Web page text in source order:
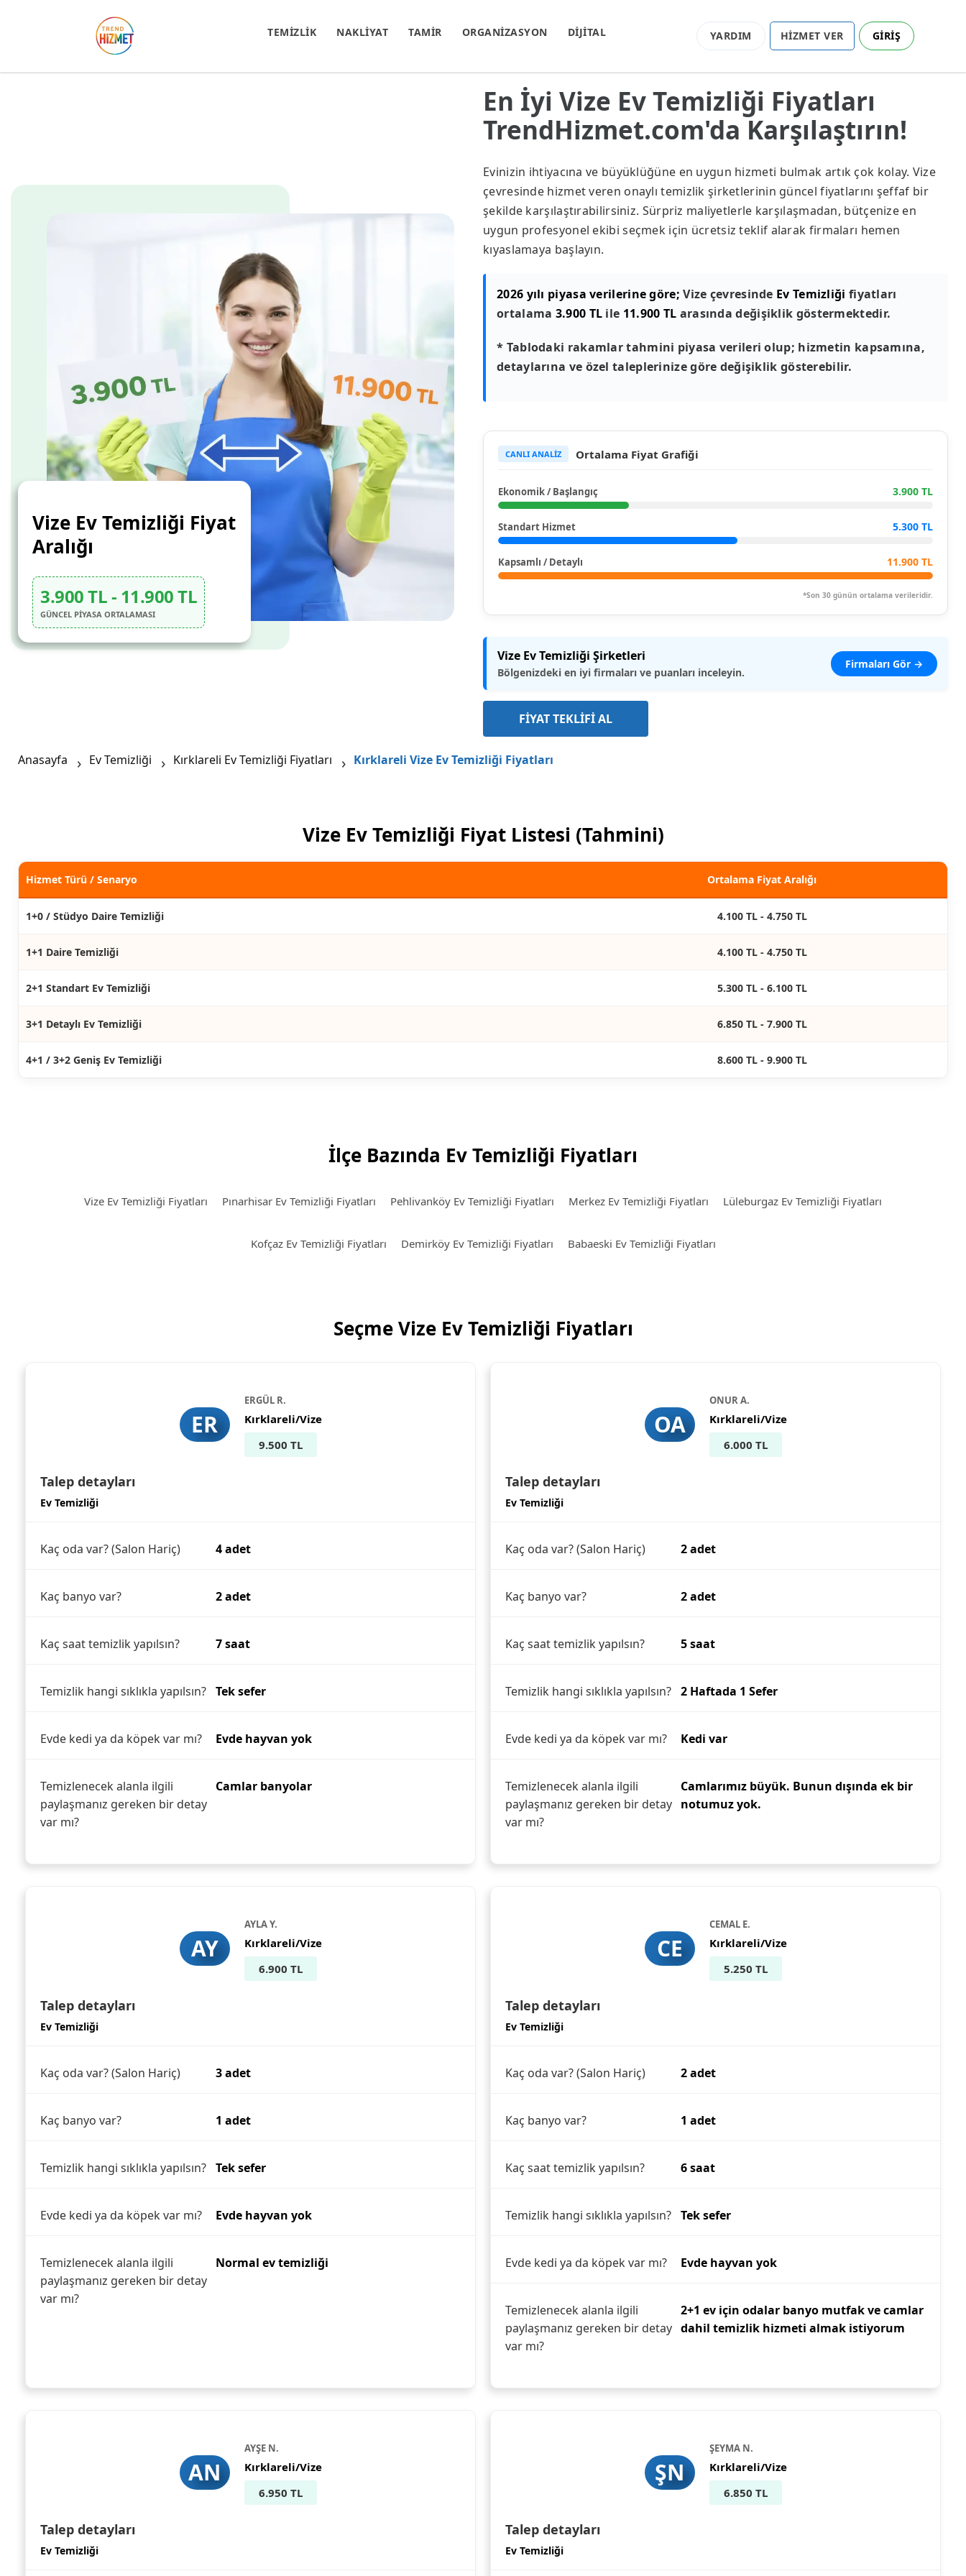
TEMİZLİK NAKLİYAT TAMİR ORGANİZASYON DİJİTAL YARDIM HİZMET VER GİRİŞ
En İyi Vize Ev Temizliği Fiyatları
TrendHizmet.com'da Karşılaştırın!
Evinizin ihtiyacına ve büyüklüğüne en uygun hizmeti bulmak artık çok kolay. Vize
çevresinde hizmet veren onaylı temizlik şirketlerinin güncel fiyatlarını şeffaf bir
şekilde karşılaştırabilirsiniz. Sürpriz maliyetlerle karşılaşmadan, bütçenize en
uygun profesyonel ekibi seçmek için ücretsiz teklif alarak firmaları hemen
kıyaslamaya başlayın.
2026 yılı piyasa verilerine göre; Vize çevresinde Ev Temizliği fiyatları
ortalama 3.900 TL ile 11.900 TL arasında değişiklik göstermektedir.
* Tablodaki rakamlar tahmini piyasa verileri olup; hizmetin kapsamına,
detaylarına ve özel taleplerinize göre değişiklik gösterebilir.
CANLI ANALİZ Ortalama Fiyat Grafiği
Ekonomik / Başlangıç 3.900 TL
Standart Hizmet 5.300 TL
Kapsamlı / Detaylı 11.900 TL
*Son 30 günün ortalama verileridir.
Vize Ev Temizliği Şirketleri
Bölgenizdeki en iyi firmaları ve puanları inceleyin.
Firmaları Gör →
FİYAT TEKLİFİ AL
Vize Ev Temizliği Fiyat
Aralığı
3.900 TL - 11.900 TL
GÜNCEL PİYASA ORTALAMASI
Anasayfa Ev Temizliği Kırklareli Ev Temizliği Fiyatları Kırklareli Vize Ev Temizliği Fiyatları
Vize Ev Temizliği Fiyat Listesi (Tahmini)
Hizmet Türü / Senaryo Ortalama Fiyat Aralığı
1+0 / Stüdyo Daire Temizliği 4.100 TL - 4.750 TL
1+1 Daire Temizliği 4.100 TL - 4.750 TL
2+1 Standart Ev Temizliği 5.300 TL - 6.100 TL
3+1 Detaylı Ev Temizliği 6.850 TL - 7.900 TL
4+1 / 3+2 Geniş Ev Temizliği 8.600 TL - 9.900 TL
İlçe Bazında Ev Temizliği Fiyatları
Vize Ev Temizliği Fiyatları Pınarhisar Ev Temizliği Fiyatları Pehlivanköy Ev Temizliği Fiyatları Merkez Ev Temizliği Fiyatları Lüleburgaz Ev Temizliği Fiyatları
Kofçaz Ev Temizliği Fiyatları Demirköy Ev Temizliği Fiyatları Babaeski Ev Temizliği Fiyatları
Seçme Vize Ev Temizliği Fiyatları
ER
ERGÜL R.
Kırklareli/Vize
9.500 TL
Talep detayları
Ev Temizliği
Kaç oda var? (Salon Hariç) 4 adet
Kaç banyo var? 2 adet
Kaç saat temizlik yapılsın? 7 saat
Temizlik hangi sıklıkla yapılsın? Tek sefer
Evde kedi ya da köpek var mı? Evde hayvan yok
Temizlenecek alanla ilgili
paylaşmanız gereken bir detay
var mı?
Camlar banyolar
OA
ONUR A.
Kırklareli/Vize
6.000 TL
Talep detayları
Ev Temizliği
Kaç oda var? (Salon Hariç) 2 adet
Kaç banyo var? 2 adet
Kaç saat temizlik yapılsın? 5 saat
Temizlik hangi sıklıkla yapılsın? 2 Haftada 1 Sefer
Evde kedi ya da köpek var mı? Kedi var
Temizlenecek alanla ilgili
paylaşmanız gereken bir detay
var mı?
Camlarımız büyük. Bunun dışında ek bir
notumuz yok.
AY
AYLA Y.
Kırklareli/Vize
6.900 TL
Talep detayları
Ev Temizliği
Kaç oda var? (Salon Hariç) 3 adet
Kaç banyo var? 1 adet
Temizlik hangi sıklıkla yapılsın? Tek sefer
Evde kedi ya da köpek var mı? Evde hayvan yok
Temizlenecek alanla ilgili
paylaşmanız gereken bir detay
var mı?
Normal ev temizliği
CE
CEMAL E.
Kırklareli/Vize
5.250 TL
Talep detayları
Ev Temizliği
Kaç oda var? (Salon Hariç) 2 adet
Kaç banyo var? 1 adet
Kaç saat temizlik yapılsın? 6 saat
Temizlik hangi sıklıkla yapılsın? Tek sefer
Evde kedi ya da köpek var mı? Evde hayvan yok
Temizlenecek alanla ilgili
paylaşmanız gereken bir detay
var mı?
2+1 ev için odalar banyo mutfak ve camlar
dahil temizlik hizmeti almak istiyorum
AN
AYŞE N.
Kırklareli/Vize
6.950 TL
Talep detayları
Ev Temizliği
ŞN
ŞEYMA N.
Kırklareli/Vize
6.850 TL
Talep detayları
Ev Temizliği